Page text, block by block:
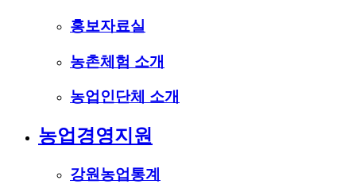
홍보자료실
농촌체험 소개
농업인단체 소개
농업경영지원
강원농업통계